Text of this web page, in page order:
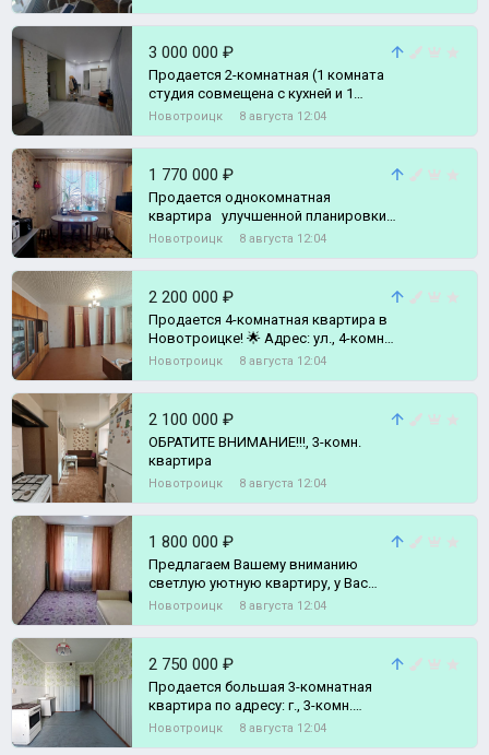
3 000 000 ₽
Продается 2-комнатная (1 комната
студия совмещена с кухней и 1
комната спальня) квартира с
Новотроицк 8 августа 12:04
1 770 000 ₽
Продается однокомнатная
квартира улучшенной планировки
по адресу г., 1-комн. квартира
Новотроицк 8 августа 12:04
2 200 000 ₽
Продается 4-комнатная квартира в
Новотроицке! 🌟 Адрес: ул., 4-комн.
квартира
Новотроицк 8 августа 12:04
2 100 000 ₽
ОБРАТИТЕ ВНИМАНИЕ!!!, 3-комн.
квартира
Новотроицк 8 августа 12:04
1 800 000 ₽
Предлагаем Вашему вниманию
светлую уютную квартиру, у Вас
есть хорошая возможность
Новотроицк 8 августа 12:04
2 750 000 ₽
Продается большая 3-комнатная
квартира по адресу: г., 3-комн.
квартира
Новотроицк 8 августа 12:04